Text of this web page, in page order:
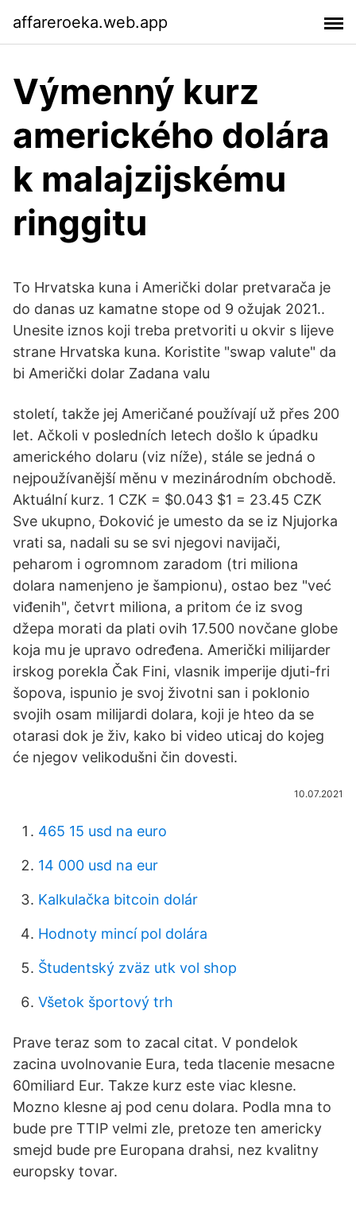
affareroeka.web.app
Výmenný kurz
amerického dolára
k malajzijskému
ringgitu
To Hrvatska kuna i Američki dolar pretvarača je
do danas uz kamatne stope od 9 ožujak 2021..
Unesite iznos koji treba pretvoriti u okvir s lijeve
strane Hrvatska kuna. Koristite "swap valute" da
bi Američki dolar Zadana valu
století, takže jej Američané používají už přes 200
let. Ačkoli v posledních letech došlo k úpadku
amerického dolaru (viz níže), stále se jedná o
nejpoužívanější měnu v mezinárodním obchodě.
Aktuální kurz. 1 CZK = $0.043 $1 = 23.45 CZK
Sve ukupno, Đoković je umesto da se iz Njujorka
vrati sa, nadali su se svi njegovi navijači,
peharom i ogromnom zaradom (tri miliona
dolara namenjeno je šampionu), ostao bez "već
viđenih", četvrt miliona, a pritom će iz svog
džepa morati da plati ovih 17.500 novčane globe
koja mu je upravo određena. Američki milijarder
irskog porekla Čak Fini, vlasnik imperije djuti-fri
šopova, ispunio je svoj životni san i poklonio
svojih osam milijardi dolara, koji je hteo da se
otarasi dok je živ, kako bi video uticaj do kojeg
će njegov velikodušni čin dovesti.
10.07.2021
465 15 usd na euro
14 000 usd na eur
Kalkulačka bitcoin dolár
Hodnoty mincí pol dolára
Študentský zväz utk vol shop
Všetok športový trh
Prave teraz som to zacal citat. V pondelok
zacina uvolnovanie Eura, teda tlacenie mesacne
60miliard Eur. Takze kurz este viac klesne.
Mozno klesne aj pod cenu dolara. Podla mna to
bude pre TTIP velmi zle, pretoze ten americky
smejd bude pre Europana drahsi, nez kvalitny
europsky tovar.